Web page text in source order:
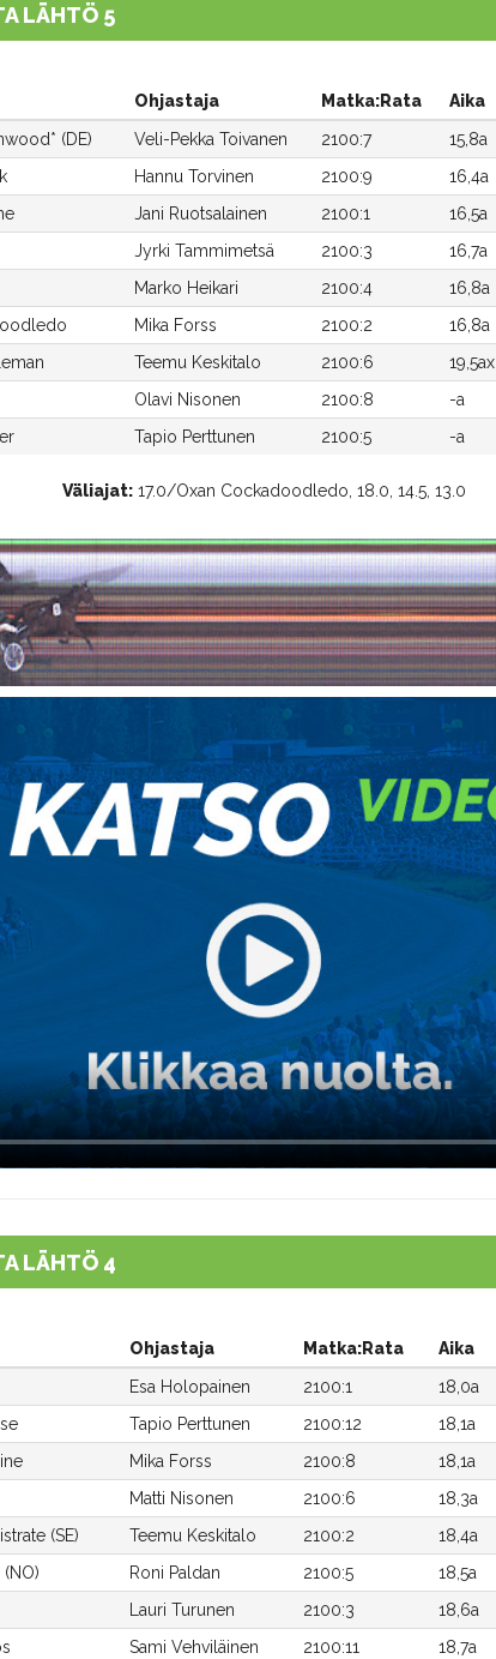
LÄHTÖ 5
Ohjastaja Matka:Rata Aika
(DE) Veli-Pekka Toivanen 2100:7 15,8a
Hannu Torvinen 2100:9 16,4a
Jani Ruotsalainen 2100:1 16,5a
Jyrki Tammimetsä 2100:3 16,7a
Marko Heikari 2100:4 16,8a
Mika Forss 2100:2 16,8a
Teemu Keskitalo 2100:6 19,5ax
Olavi Nisonen 2100:8 -a
Tapio Perttunen 2100:5 -a
Väliajat:17.0/Oxan Cockadoodledo, 18.0, 14.5, 13.0
LÄHTÖ 4
Ohjastaja Matka:Rata Aika
Esa Holopainen 2100:1 18,0a
Tapio Perttunen 2100:12 18,1a
Mika Forss 2100:8 18,1a
Matti Nisonen 2100:6 18,3a
(SE) Teemu Keskitalo 2100:2 18,4a
Roni Paldan 2100:5 18,5a
Lauri Turunen 2100:3 18,6a
Sami Vehviläinen 2100:11 18,7a